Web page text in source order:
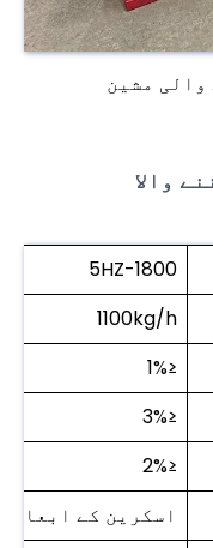
مشین
والا
5HZ-1800
1100kg/h
≤1%
≤3%
≤2%
اسکرین کے ابعاد